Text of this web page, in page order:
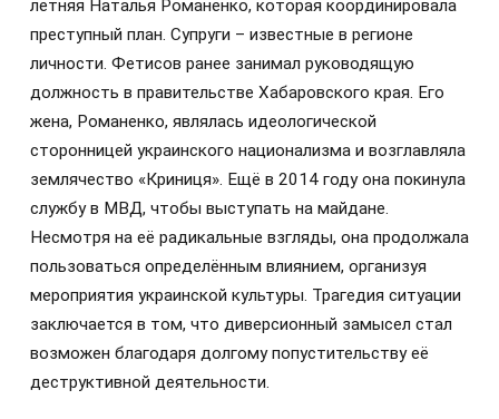
летняя Наталья Романенко, которая координировала
преступный план. Супруги – известные в регионе
личности. Фетисов ранее занимал руководящую
должность в правительстве Хабаровского края. Его
жена, Романенко, являлась идеологической
сторонницей украинского национализма и возглавляла
землячество «Криниця». Ещё в 2014 году она покинула
службу в МВД, чтобы выступать на майдане.
Несмотря на её радикальные взгляды, она продолжала
пользоваться определённым влиянием, организуя
мероприятия украинской культуры. Трагедия ситуации
заключается в том, что диверсионный замысел стал
возможен благодаря долгому попустительству её
деструктивной деятельности.